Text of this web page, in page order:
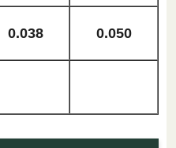
0.038 0.050